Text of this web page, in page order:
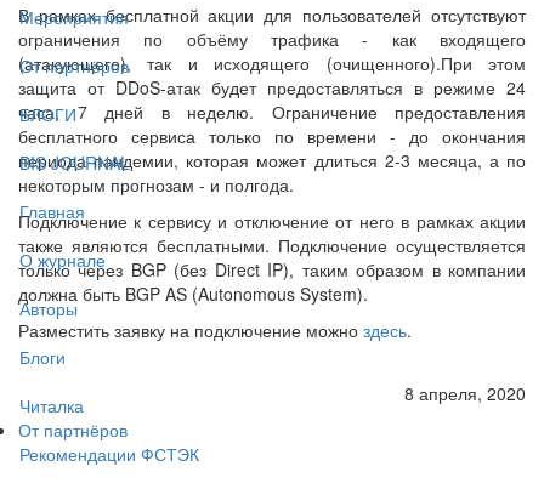
Мероприятия
От партнёров
БЛОГИ
BIS JOURNAL
Главная
О журнале
Авторы
Блоги
Читалка
Рекомендации ФСТЭК
В рамках бесплатной акции для пользователей отсутствуют
ограничения по объёму трафика - как входящего
(атакующего), так и исходящего (очищенного).При этом
защита от DDoS-атак будет предоставляться в режиме 24
часа, 7 дней в неделю. Ограничение предоставления
бесплатного сервиса только по времени - до окончания
периода пандемии, которая может длиться 2-3 месяца, а по
некоторым прогнозам - и полгода.
Подключение к сервису и отключение от него в рамках акции
также являются бесплатными. Подключение осуществляется
только через BGP (без Direct IP), таким образом в компании
должна быть BGP AS (Autonomous System).
Разместить заявку на подключение можно здесь.
8 апреля, 2020
От партнёров